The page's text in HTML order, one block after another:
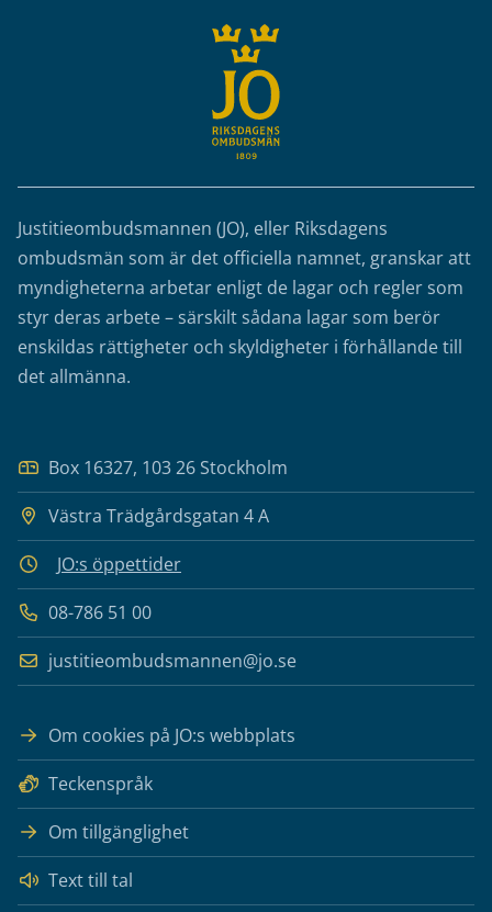
Justitieombudsmannen (JO), eller Riksdagens
ombudsmän som är det officiella namnet, granskar att
myndigheterna arbetar enligt de lagar och regler som
styr deras arbete – särskilt sådana lagar som berör
enskildas rättigheter och skyldigheter i förhållande till
det allmänna.
Box 16327, 103 26 Stockholm
Västra Trädgårdsgatan 4 A
JO:s öppettider
08-786 51 00
justitieombudsmannen@jo.se
Om cookies på JO:s webbplats
Teckenspråk
Om tillgänglighet
Text till tal